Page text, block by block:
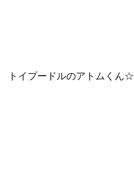
トイプードルのアトムくん☆